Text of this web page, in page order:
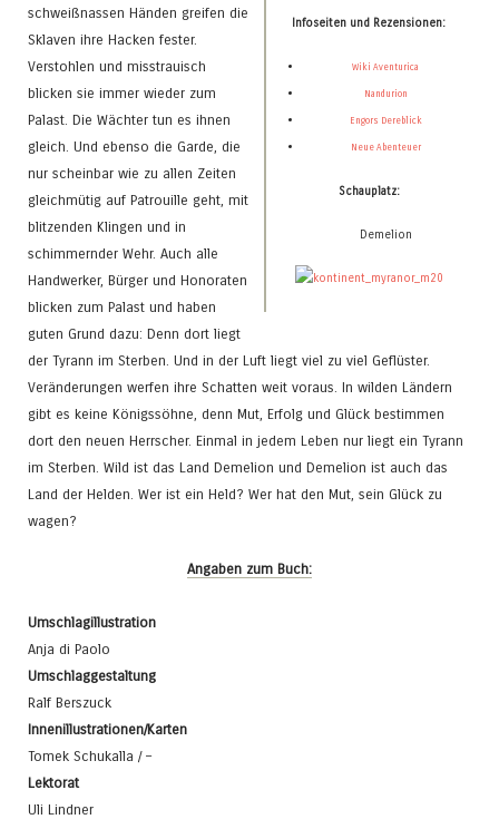
Infoseiten und Rezensionen:
Wiki Aventurica
Nandurion
Engors Dereblick
Neue Abenteuer
Schauplatz:
Demelion
schweißnassen Händen greifen die
Sklaven ihre Hacken fester.
Verstohlen und misstrauisch
blicken sie immer wieder zum
Palast. Die Wächter tun es ihnen
gleich. Und ebenso die Garde, die
nur scheinbar wie zu allen Zeiten
gleichmütig auf Patrouille geht, mit
blitzenden Klingen und in
schimmernder Wehr. Auch alle
Handwerker, Bürger und Honoraten
blicken zum Palast und haben
guten Grund dazu: Denn dort liegt
der Tyrann im Sterben. Und in der Luft liegt viel zu viel Geflüster.
Veränderungen werfen ihre Schatten weit voraus. In wilden Ländern
gibt es keine Königssöhne, denn Mut, Erfolg und Glück bestimmen
dort den neuen Herrscher. Einmal in jedem Leben nur liegt ein Tyrann
im Sterben. Wild ist das Land Demelion und Demelion ist auch das
Land der Helden. Wer ist ein Held? Wer hat den Mut, sein Glück zu
wagen?
Angaben zum Buch:
Umschlagillustration
Anja di Paolo
Umschlaggestaltung
Ralf Berszuck
Innenillustrationen/Karten
Tomek Schukalla / –
Lektorat
Uli Lindner